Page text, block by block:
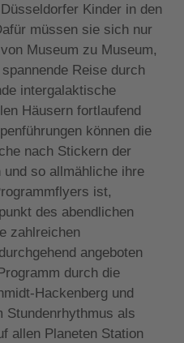
Kinder in den
müssen sie sich nur
Museum zu Museum,
Reise durch
intergalaktische
Häusern fortlaufend
können die
nach Stickern der
und so allmähliche ihre
ist,
des abendlichen
zahlreichen
angeboten
durch die
Hackenberg und
Stundenrhythmus als
allen Planeten Station